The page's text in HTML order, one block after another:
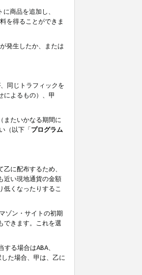
商品を追加し、
を得ることができま
発生したか、または
同じトラフィックを
によるもの）、甲
またいかなる期間に
（以下「プログラム
に配布するため、
近い現地通貨の金額
低くなったりするこ
ゾン・サイトの初期
できます。これを選
る場合はABA、
た場合、甲は、乙に